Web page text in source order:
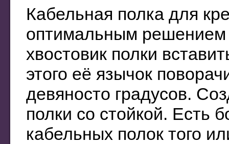
Кабельная полка для
оптимальным решением
хвостовик полки
этого её язычок
девяносто градусов.
полки со стойкой. Есть
кабельных полок того